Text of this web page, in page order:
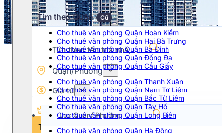
Tìm theo Quận Cũ
Cho thuê văn phòng Quận Hoàn Kiếm
Cho thuê văn phòng Quận Hai Bà Trưng
Cho thuê văn phòng Quận Ba Đình
Cho thuê văn phòng Quận Đống Đa
Cho thuê văn phòng Quận Cầu Giấy
Cho thuê văn phòng Quận Thanh Xuân
Cho thuê văn phòng Quận Nam Từ Liêm
Cho thuê văn phòng Quận Bắc Từ Liêm
Cho thuê văn phòng Quận Tây Hồ
Cho thuê văn phòng Quận Long Biên
Cho thuê văn phòng Quận Hà Đông
Quận/Phường
Giá từ
Hạng
Tìm kiếm